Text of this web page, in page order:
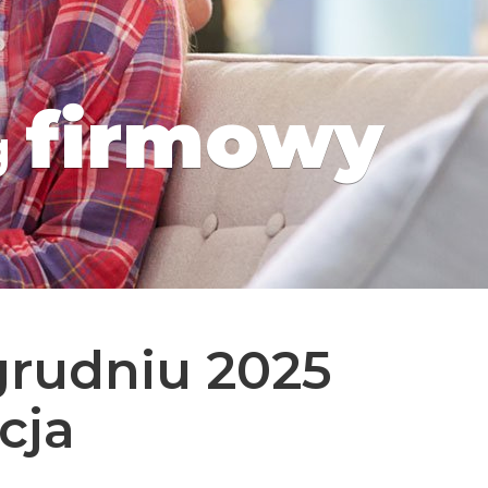
firmowy
2025